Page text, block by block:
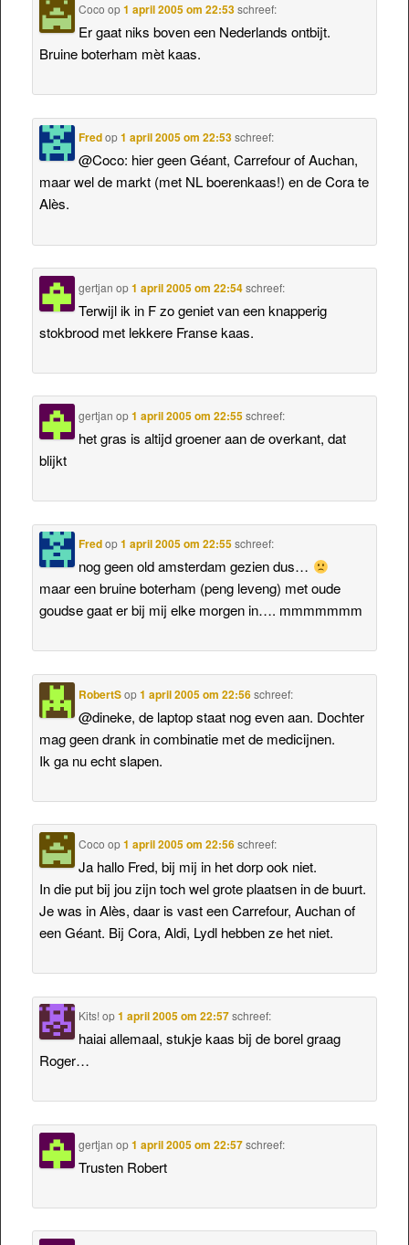
Coco op1 april 2005 om 22:53 schreef:
Er gaat niks boven een Nederlands ontbijt.
Bruine boterham mèt kaas.
Fredop1 april 2005 om 22:53 schreef:
@Coco: hier geen Géant, Carrefour of Auchan,
maar wel de markt (met NL boerenkaas!) en de Cora te
Alès.
gertjan op1 april 2005 om 22:54 schreef:
Terwijl ik in F zo geniet van een knapperig
stokbrood met lekkere Franse kaas.
gertjan op1 april 2005 om 22:55 schreef:
het gras is altijd groener aan de overkant, dat
blijkt
Fredop1 april 2005 om 22:55 schreef:
nog geen old amsterdam gezien dus…
maar een bruine boterham (peng leveng) met oude
goudse gaat er bij mij elke morgen in…. mmmmmmm
RobertSop1 april 2005 om 22:56 schreef:
@dineke, de laptop staat nog even aan. Dochter
mag geen drank in combinatie met de medicijnen.
Ik ga nu echt slapen.
Coco op1 april 2005 om 22:56 schreef:
Ja hallo Fred, bij mij in het dorp ook niet.
In die put bij jou zijn toch wel grote plaatsen in de buurt.
Je was in Alès, daar is vast een Carrefour, Auchan of
een Géant. Bij Cora, Aldi, Lydl hebben ze het niet.
Kits! op1 april 2005 om 22:57 schreef:
haiai allemaal, stukje kaas bij de borel graag
Roger…
gertjan op1 april 2005 om 22:57 schreef:
Trusten Robert